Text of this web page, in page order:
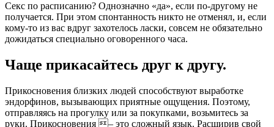
Секс по расписанию? Однозначно «да», если по-другому не
получается. При этом спонтанность никто не отменял, и, если
кому-то из вас вдруг захотелось ласки, совсем не обязательно
дожидаться специально оговоренного часа.
Чаще прикасайтесь друг к другу.
Прикосновения близких людей способствуют выработке
эндорфинов, вызывающих приятные ощущения. Поэтому,
отправляясь на прогулку или за покупками, возьмитесь за
руки. Прикосновения – это сложный язык. Расширив свой